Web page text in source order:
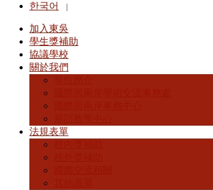
한국어
加入東吳
學生獎補助
協議學校
關於我們
法規表單